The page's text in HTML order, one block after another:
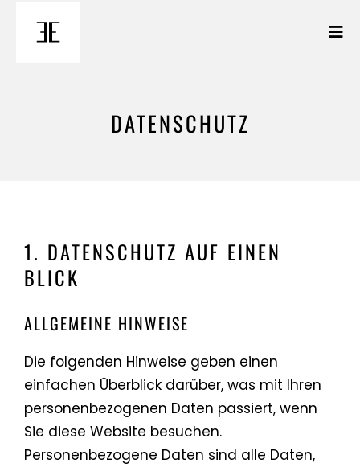
DATENSCHUTZ
1. DATENSCHUTZ AUF EINEN
BLICK
ALLGEMEINE HINWEISE
Die folgenden Hinweise geben einen
einfachen Überblick darüber, was mit Ihren
personenbezogenen Daten passiert, wenn
Sie diese Website besuchen.
Personenbezogene Daten sind alle Daten,